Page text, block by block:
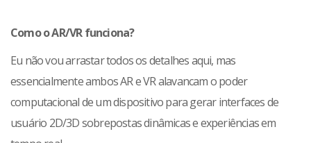
Como o AR/VR funciona?
Eu não vou arrastar todos os detalhes aqui, mas
essencialmente ambos AR e VR alavancam o poder
computacional de um dispositivo para gerar interfaces de
usuário 2D/3D sobrepostas dinâmicas e experiências em